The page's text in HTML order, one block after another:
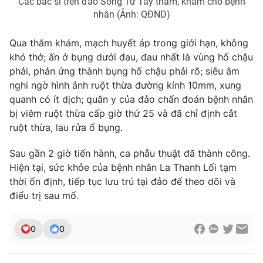
Infographic
Video Shorts video
VTV Money VTV Thể thao
VTV Sức khoẻ Bất động sản
Thị trường 24h Tấm lòng Việt
VTV4 Vươn mình bằng AI
VTV9
nhân (Ảnh: QĐND)
Qua thăm khám, mạch huyết áp trong giới hạn, không
khó thở; ấn ở bụng dưới đau, đau nhất là vùng hố chậu
phải, phản ứng thành bụng hố chậu phải rõ; siêu âm
nghi ngờ hình ảnh ruột thừa đường kính 10mm, xung
quanh có ít dịch; quân y của đảo chẩn đoán bệnh nhân
bị viêm ruột thừa cấp giờ thứ 25 và đã chỉ định cắt
ruột thừa, lau rửa ổ bụng.
Sau gần 2 giờ tiến hành, ca phẫu thuật đã thành công.
Hiện tại, sức khỏe của bệnh nhân La Thanh Lối tạm
thời ổn định, tiếp tục lưu trú tại đảo để theo dõi và
điểu trị sau mổ.
0 0